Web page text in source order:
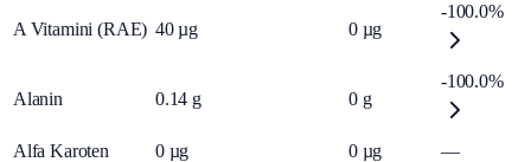
A Vitamini (RAE) 40 µg 0 µg
-100.0%
Alanin 0.14 g 0 g
-100.0%
Alfa Karoten 0 µg 0 µg —